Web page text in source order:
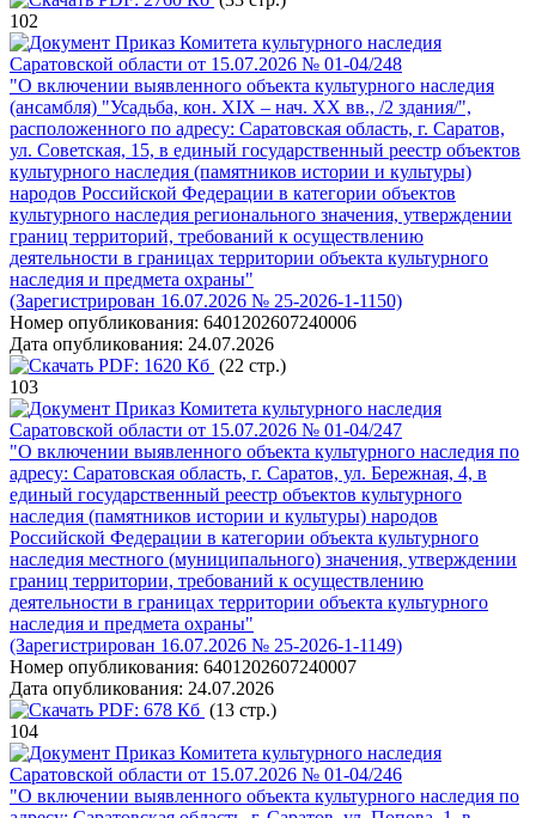
102
Приказ Комитета культурного наследия
Саратовской области от 15.07.2026 № 01-04/248
"О включении выявленного объекта культурного наследия
(ансамбля) "Усадьба, кон. XIX – нач. ХХ вв., /2 здания/",
расположенного по адресу: Саратовская область, г. Саратов,
ул. Советская, 15, в единый государственный реестр объектов
культурного наследия (памятников истории и культуры)
народов Российской Федерации в категории объектов
культурного наследия регионального значения, утверждении
границ территорий, требований к осуществлению
деятельности в границах территории объекта культурного
наследия и предмета охраны"
(Зарегистрирован 16.07.2026 № 25-2026-1-1150)
Номер опубликования: 6401202607240006
Дата опубликования: 24.07.2026
PDF: 1620 Кб (22 стр.)
103
Приказ Комитета культурного наследия
Саратовской области от 15.07.2026 № 01-04/247
"О включении выявленного объекта культурного наследия по
адресу: Саратовская область, г. Саратов, ул. Бережная, 4, в
единый государственный реестр объектов культурного
наследия (памятников истории и культуры) народов
Российской Федерации в категории объекта культурного
наследия местного (муниципального) значения, утверждении
границ территории, требований к осуществлению
деятельности в границах территории объекта культурного
наследия и предмета охраны"
(Зарегистрирован 16.07.2026 № 25-2026-1-1149)
Номер опубликования: 6401202607240007
Дата опубликования: 24.07.2026
PDF: 678 Кб (13 стр.)
104
Приказ Комитета культурного наследия
Саратовской области от 15.07.2026 № 01-04/246
"О включении выявленного объекта культурного наследия по